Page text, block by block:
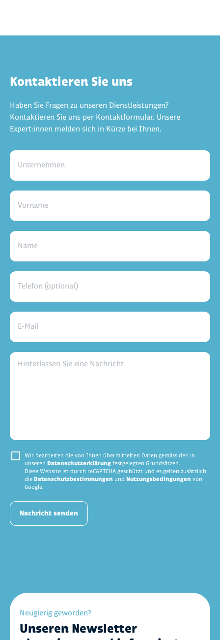
Kontaktieren Sie uns
Haben Sie Fragen zu unseren Dienstleistungen?
Kontaktieren Sie uns per Kontaktformular. Unsere
Expert:innen melden sich in Kürze bei Ihnen.
Unternehmen
Vorname
Name
Telefon (optional)
E-Mail
Hinterlassen Sie eine Nachricht
Wir bearbeiten die von Ihnen übermittelten Daten gemäss den in
unseren Datenschutzerklärung festgelegten Grundsätzen.
Diese Website ist durch reCAPTCHA geschützt und es gelten zusätzlich
die Datenschutzbestimmungen und Nutzungsbedingungen von
Google.
Nachricht senden
Neugierig geworden?
Unseren Newsletter